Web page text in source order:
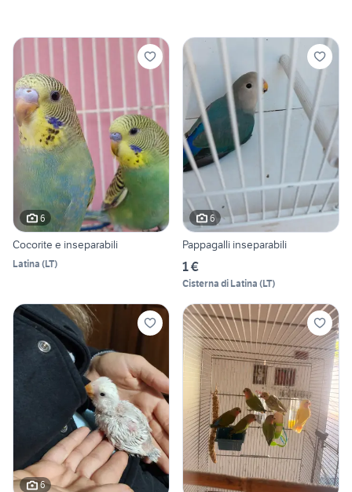
6
Cocorite e inseparabili
Latina (LT)
6
Pappagalli inseparabili
1 €
Cisterna di Latina (LT)
6